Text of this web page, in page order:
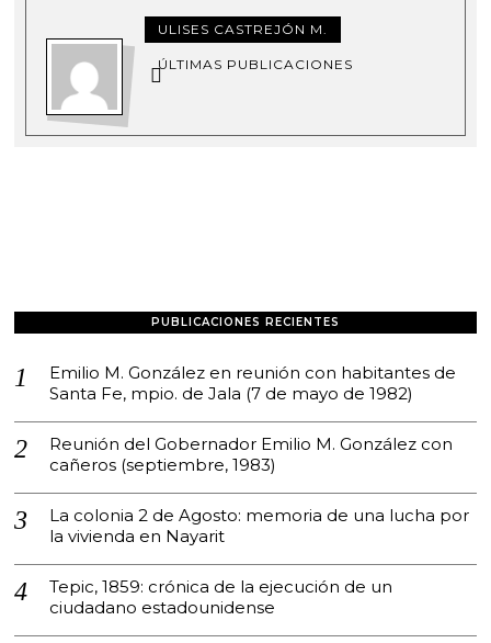
ULISES CASTREJÓN M.
ÚLTIMAS PUBLICACIONES
PUBLICACIONES RECIENTES
Emilio M. González en reunión con habitantes de
Santa Fe, mpio. de Jala (7 de mayo de 1982)
Reunión del Gobernador Emilio M. González con
cañeros (septiembre, 1983)
La colonia 2 de Agosto: memoria de una lucha por
la vivienda en Nayarit
Tepic, 1859: crónica de la ejecución de un
ciudadano estadounidense